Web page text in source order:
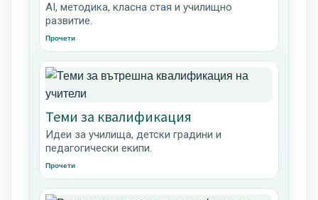
AI, методика, класна стая и училищно
развитие.
Прочети
Теми за квалификация
Идеи за училища, детски градини и
педагогически екипи.
Прочети